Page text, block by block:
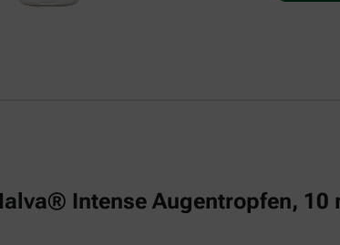
Intense Augentropfen, 10